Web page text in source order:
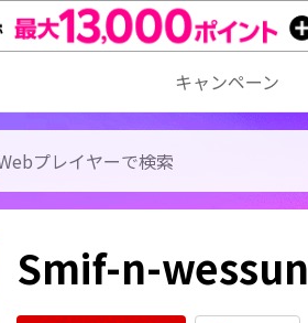
キャンペーン
Smif-n-wessun